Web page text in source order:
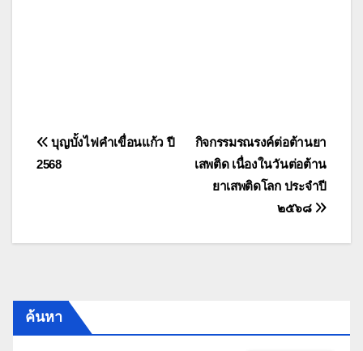
แนะแนว
กิจกรรมรณรงค์ต่อต้านยา
เสพติด เนื่องในวันต่อต้าน
ยาเสพติดโลก ประจำปี
๒๕๖๘
บุญบั้งไฟคำเขื่อนแก้ว ปี
2568
ค้นหา